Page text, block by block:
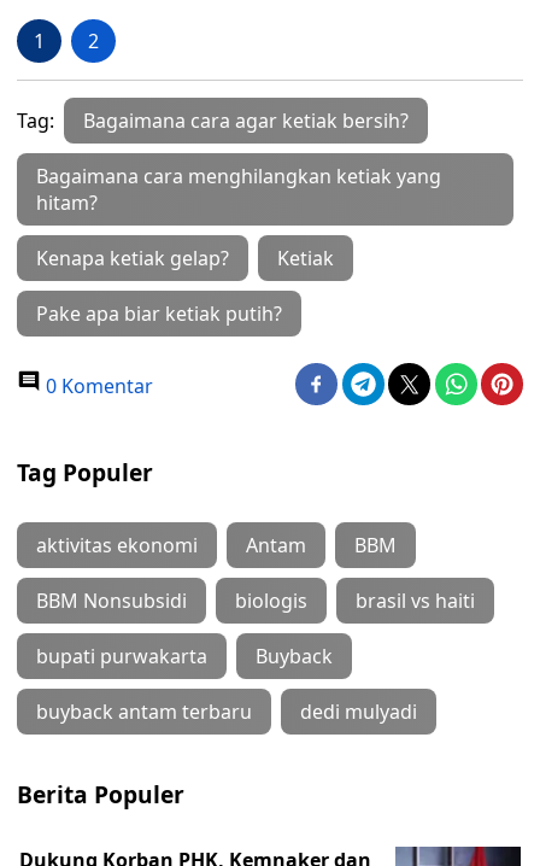
1 2
Tag: Bagaimana cara agar ketiak bersih?
Bagaimana cara menghilangkan ketiak yang
hitam?
Kenapa ketiak gelap? Ketiak
Pake apa biar ketiak putih?
0 Komentar
Tag Populer
aktivitas ekonomi Antam BBM
BBM Nonsubsidi biologis brasil vs haiti
bupati purwakarta Buyback
buyback antam terbaru dedi mulyadi
Berita Populer
Dukung Korban PHK, Kemnaker dan